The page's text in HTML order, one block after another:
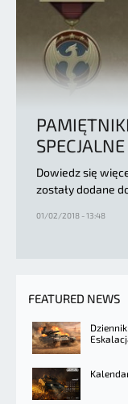
Dowiedz się
zostały dodane
01/02/2018 - 13:48
FEATURED NEWS